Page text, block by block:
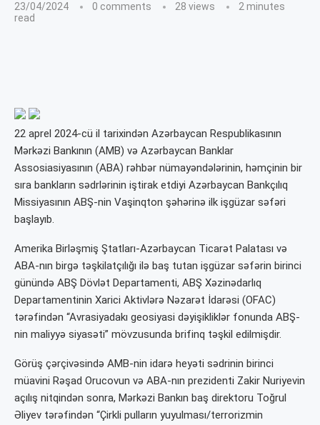
23/04/2024 0 comments 28 views
2 minutes
read
22 aprel 2024-cü il tarixindən Azərbaycan Respublikasının
Mərkəzi Bankının (AMB) və Azərbaycan Banklar
Assosiasiyasının (ABA) rəhbər nümayəndələrinin, həmçinin bir
sıra bankların sədrlərinin iştirak etdiyi Azərbaycan Bankçılıq
Missiyasının ABŞ-nin Vaşinqton şəhərinə ilk işgüzar səfəri
başlayıb.
Amerika Birləşmiş Ştatları-Azərbaycan Ticarət Palatası və
ABA-nın birgə təşkilatçılığı ilə baş tutan işgüzar səfərin birinci
günündə ABŞ Dövlət Departamenti, ABŞ Xəzinədarlıq
Departamentinin Xarici Aktivlərə Nəzarət İdarəsi (OFAC)
tərəfindən “Avrasiyadakı geosiyasi dəyişikliklər fonunda ABŞ-
nin maliyyə siyasəti” mövzusunda brifinq təşkil edilmişdir.
Görüş çərçivəsində AMB-nin idarə heyəti sədrinin birinci
müavini Rəşad Orucovun və ABA-nın prezidenti Zakir Nuriyevin
açılış nitqindən sonra, Mərkəzi Bankın baş direktoru Toğrul
Əliyev tərəfindən “Çirkli pulların yuyulması/terrorizmin